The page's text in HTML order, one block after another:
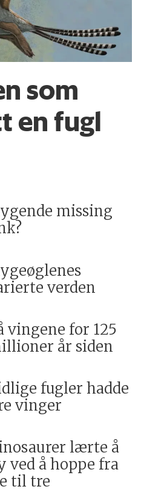
som
en fugl
missing
verden
vingene for 125
år siden
fugler hadde
vinger
lærte å
ved å hoppe fra
til tre